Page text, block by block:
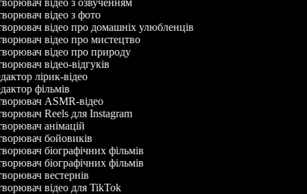
відео з озвученням
відео з фото
відео про домашніх улюбленців
відео про мистецтво
відео про природу
відео-відгуків
лірик-відео
фільмів
ASMR-відео
Reels для Instagram
анімацій
бойовиків
біографічних фільмів
біографічних фільмів
вестернів
відео для TikTok